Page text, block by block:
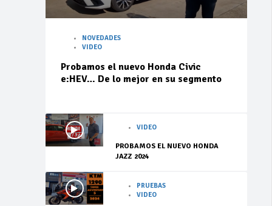
NOVEDADES
VIDEO
Probamos el nuevo Honda Civic
e:HEV… De lo mejor en su segmento
VIDEO
PROBAMOS EL NUEVO HONDA
JAZZ 2024
PRUEBAS
VIDEO